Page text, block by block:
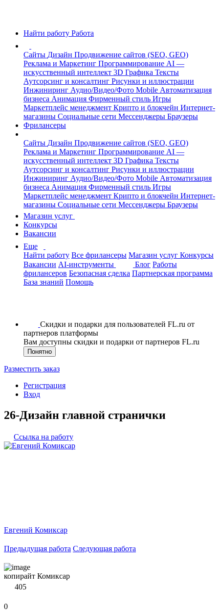
Найти работу Работа
Сайты Дизайн Продвижение сайтов (SEO, GEO)
Реклама и Маркетинг Программирование AI —
искусственный интеллект 3D Графика Тексты
Аутсорсинг и консалтинг Рисунки и иллюстрации
Инжиниринг Аудио/Видео/Фото Mobile Автоматизация
бизнеса Анимация Фирменный стиль Игры
Маркетплейс менеджмент Крипто и блокчейн Интернет-
магазины Социальные сети Мессенджеры Браузеры
Фрилансеры
Сайты Дизайн Продвижение сайтов (SEO, GEO)
Реклама и Маркетинг Программирование AI —
искусственный интеллект 3D Графика Тексты
Аутсорсинг и консалтинг Рисунки и иллюстрации
Инжиниринг Аудио/Видео/Фото Mobile Автоматизация
бизнеса Анимация Фирменный стиль Игры
Маркетплейс менеджмент Крипто и блокчейн Интернет-
магазины Социальные сети Мессенджеры Браузеры
Магазин услуг
Конкурсы
Вакансии
Еще
Найти работу Все фрилансеры Магазин услуг Конкурсы
Вакансии AI-инструменты Блог Работы
фрилансеров Безопасная сделка Партнерская программа
База знаний Помощь
Скидки и подарки для пользователей FL.ru от
партнеров платформы
Вам доступны скидки и подарки от партнеров FL.ru
Понятно
Разместить заказ
Регистрация
Вход
26-Дизайн главной странички
Ссылка на работу
Евгений Комиксар
Предыдущая работа Следующая работа
копирайт Комиксар
405
0